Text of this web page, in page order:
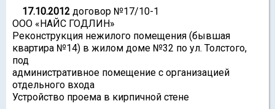
17.10.2012 договор №17/10-1
ООО «НАЙС ГОДЛИН»
Реконструкция нежилого помещения (бывшая
квартира №14) в жилом доме №32 по ул. Толстого,
под
административное помещение с организацией
отдельного входа
Устройство проема в кирпичной стене